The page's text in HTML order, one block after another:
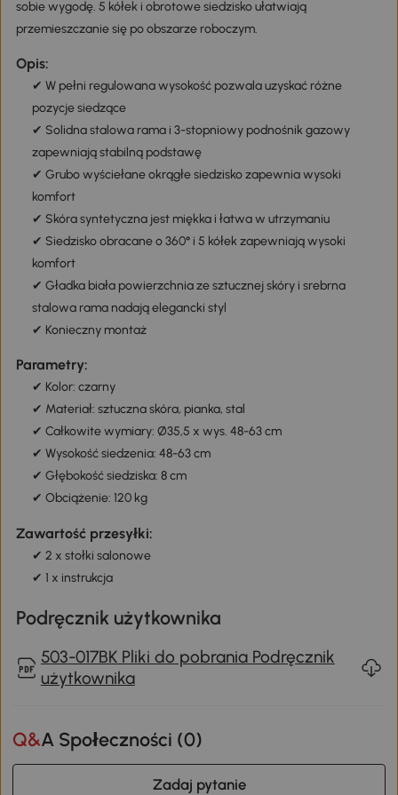
sobie wygodę. 5 kółek i obrotowe siedzisko ułatwiają
przemieszczanie się po obszarze roboczym.
Opis:
✔ W pełni regulowana wysokość pozwala uzyskać różne
pozycje siedzące
✔ Solidna stalowa rama i 3-stopniowy podnośnik gazowy
zapewniają stabilną podstawę
✔ Grubo wyściełane okrągłe siedzisko zapewnia wysoki
komfort
✔ Skóra syntetyczna jest miękka i łatwa w utrzymaniu
✔ Siedzisko obracane o 360° i 5 kółek zapewniają wysoki
komfort
✔ Gładka biała powierzchnia ze sztucznej skóry i srebrna
stalowa rama nadają elegancki styl
✔ Konieczny montaż
Parametry:
✔ Kolor: czarny
✔ Materiał: sztuczna skóra, pianka, stal
✔ Całkowite wymiary: Ø35,5 x wys. 48-63 cm
✔ Wysokość siedzenia: 48-63 cm
✔ Głębokość siedziska: 8 cm
✔ Obciążenie: 120 kg
Zawartość przesyłki:
✔ 2 x stołki salonowe
✔ 1 x instrukcja
Podręcznik użytkownika
503-017BK Pliki do pobrania Podręcznik
użytkownika
Q&A Społeczności (0)
Zadaj pytanie